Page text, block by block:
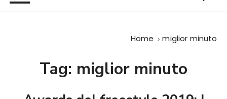
Home miglior minuto
Tag: miglior minuto